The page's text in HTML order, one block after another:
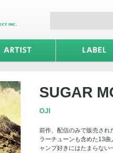
SUGAR
OJI
前作、配信のみで販売され
ラーチューンも含めた13
ャンプ好きにはたまらな